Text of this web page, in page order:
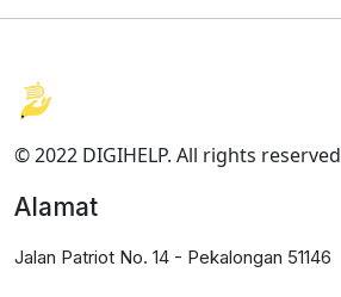
© 2022 DIGIHELP. All rights reserved
Alamat
Jalan Patriot No. 14 - Pekalongan 51146